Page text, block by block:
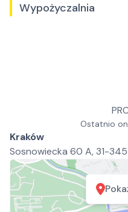
Wypożyczalnia
Ostatnio
Kraków
Sosnowiecka 60 A, 31-